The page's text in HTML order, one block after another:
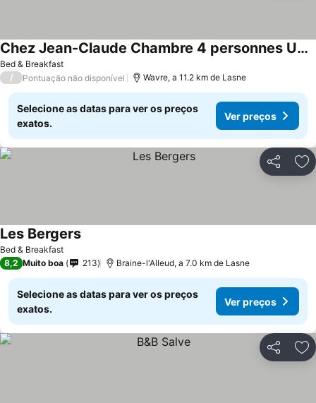
Bed & Breakfast
Chez Jean-Claude Chambre 4 personnes Un lit et un divan lit
/ Pontuação não disponível Wavre, a 11.2 km de Lasne
Selecione as datas para ver os preços
exatos.
Ver preços
Partilhar
Bed & Breakfast
Les Bergers
8,2 Muito boa 213 Braine-l'Alleud, a 7.0 km de Lasne
Selecione as datas para ver os preços
exatos.
Ver preços
Partilhar